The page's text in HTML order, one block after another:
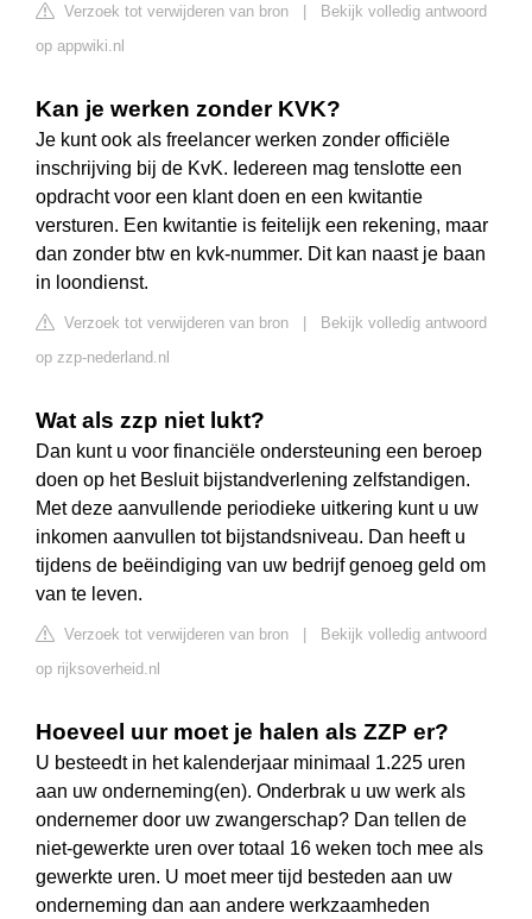
Verzoek tot verwijderen van bron | Bekijk volledig antwoord
op appwiki.nl
Kan je werken zonder KVK?
Je kunt ook als freelancer werken zonder officiële
inschrijving bij de KvK. Iedereen mag tenslotte een
opdracht voor een klant doen en een kwitantie
versturen. Een kwitantie is feitelijk een rekening, maar
dan zonder btw en kvk-nummer. Dit kan naast je baan
in loondienst.
Verzoek tot verwijderen van bron | Bekijk volledig antwoord
op zzp-nederland.nl
Wat als zzp niet lukt?
Dan kunt u voor financiële ondersteuning een beroep
doen op het Besluit bijstandverlening zelfstandigen.
Met deze aanvullende periodieke uitkering kunt u uw
inkomen aanvullen tot bijstandsniveau. Dan heeft u
tijdens de beëindiging van uw bedrijf genoeg geld om
van te leven.
Verzoek tot verwijderen van bron | Bekijk volledig antwoord
op rijksoverheid.nl
Hoeveel uur moet je halen als ZZP er?
U besteedt in het kalenderjaar minimaal 1.225 uren
aan uw onderneming(en). Onderbrak u uw werk als
ondernemer door uw zwangerschap? Dan tellen de
niet-gewerkte uren over totaal 16 weken toch mee als
gewerkte uren. U moet meer tijd besteden aan uw
onderneming dan aan andere werkzaamheden